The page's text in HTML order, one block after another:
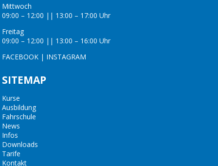
Mittwoch
09:00 – 12:00 || 13:00 – 17:00 Uhr
Freitag
09:00 – 12:00 || 13:00 – 16:00 Uhr
FACEBOOK | INSTAGRAM
SITEMAP
Kurse
Ausbildung
Fahrschule
News
Infos
Downloads
Tarife
Kontakt